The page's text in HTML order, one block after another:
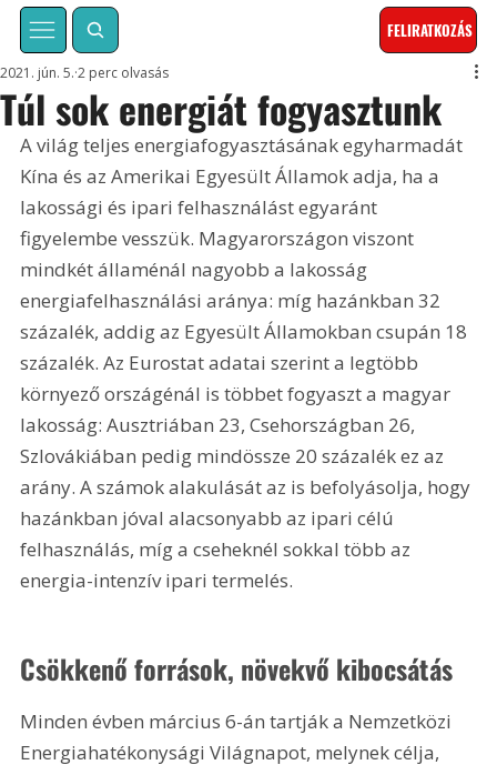
FELIRATKOZÁS
Túl sok energiát fogyasztunk
2021. jún. 5. 2 perc olvasás
A világ teljes energiafogyasztásának egyharmadát
Kína és az Amerikai Egyesült Államok adja, ha a
lakossági és ipari felhasználást egyaránt
figyelembe vesszük. Magyarországon viszont
mindkét államénál nagyobb a lakosság
energiafelhasználási aránya: míg hazánkban 32
százalék, addig az Egyesült Államokban csupán 18
százalék. Az Eurostat adatai szerint a legtöbb
környező országénál is többet fogyaszt a magyar
lakosság: Ausztriában 23, Csehországban 26,
Szlovákiában pedig mindössze 20 százalék ez az
arány. A számok alakulását az is befolyásolja, hogy
hazánkban jóval alacsonyabb az ipari célú
felhasználás, míg a cseheknél sokkal több az
energia-intenzív ipari termelés.
Csökkenő források, növekvő kibocsátás
Minden évben március 6-án tartják a Nemzetközi
Energiahatékonysági Világnapot, melynek célja,